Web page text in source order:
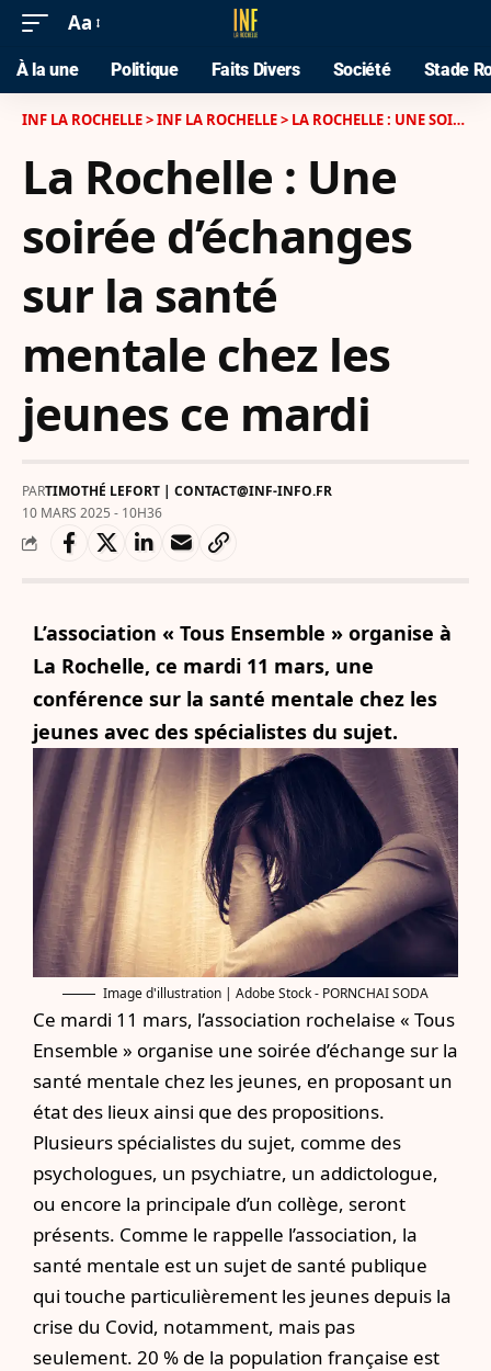
Aa
À la une Politique Faits Divers Société Stade
INF LA ROCHELLE>INF LA ROCHELLE> LA ROCHELLE : UNE SOIRÉE D’ÉCHANGES SUR LA SANTÉ MENTALE CHEZ LES JEUNES CE MARDI
La Rochelle : Une
soirée d’échanges
sur la santé
mentale chez les
jeunes ce mardi
PARTIMOTHÉ LEFORT | CONTACT@INF-INFO.FR
10 MARS 2025 - 10H36
L’association « Tous Ensemble » organise à
La Rochelle, ce mardi 11 mars, une
conférence sur la santé mentale chez les
jeunes avec des spécialistes du sujet.
Image d'illustration | Adobe Stock - PORNCHAI SODA
Ce mardi 11 mars, l’association rochelaise « Tous
Ensemble » organise une soirée d’échange sur la
santé mentale chez les jeunes, en proposant un
état des lieux ainsi que des propositions.
Plusieurs spécialistes du sujet, comme des
psychologues, un psychiatre, un addictologue,
ou encore la principale d’un collège, seront
présents. Comme le rappelle l’association, la
santé mentale est un sujet de santé publique
qui touche particulièrement les jeunes depuis la
crise du Covid, notamment, mais pas
seulement. 20 % de la population française est